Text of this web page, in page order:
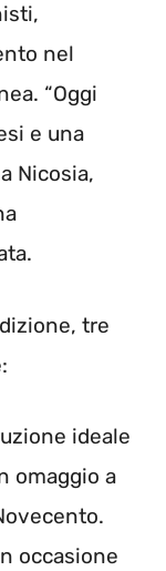
nel
“Oggi
e una
Nicosia,
tre
ideale
omaggio a
occasione